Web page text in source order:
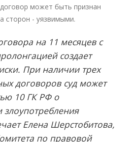
может быть признан
сторон - уязвимыми.
на 11 месяцев с
создает
При наличии трех
договоров суд может
10 ГК РФ о
злоупотребления
Елена Шерстобитова,
по правовой